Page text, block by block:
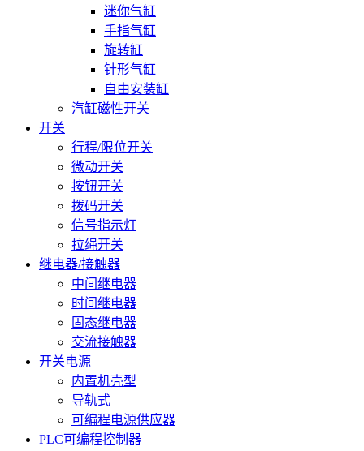
迷你气缸
手指气缸
旋转缸
针形气缸
自由安装缸
汽缸磁性开关
开关
行程/限位开关
微动开关
按钮开关
拨码开关
信号指示灯
拉绳开关
继电器/接触器
中间继电器
时间继电器
固态继电器
交流接触器
开关电源
内置机壳型
导轨式
可编程电源供应器
PLC可编程控制器